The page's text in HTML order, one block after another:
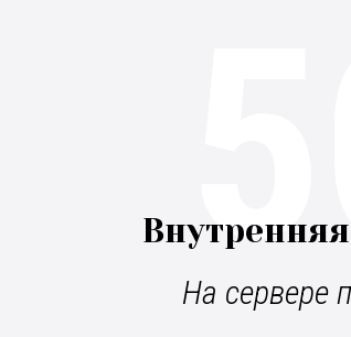
На сервере